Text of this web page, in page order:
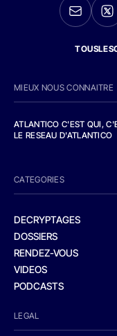
MIEUX NOUS CONNAITRE
ATLANTICO C'EST QUI,
LE RESEAU D'ATLANTICO
CATEGORIES
DECRYPTAGES
DOSSIERS
RENDEZ-VOUS
VIDEOS
PODCASTS
LEGAL